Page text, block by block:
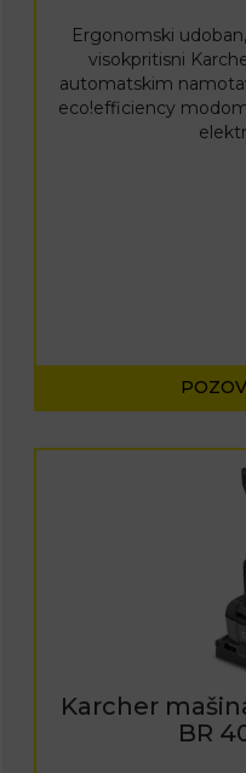
Ergonomski
visokpritisni
automatskim
eco!efficiency
Karcher
BR